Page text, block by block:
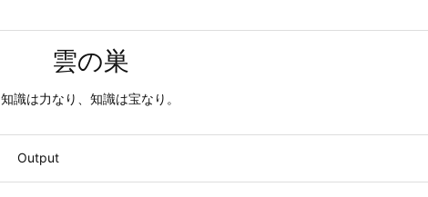
雲の巣
知識は力なり、知識は宝なり。
Output